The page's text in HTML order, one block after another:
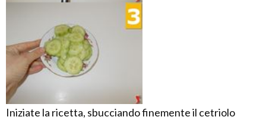
Iniziate la ricetta, sbucciando finemente il cetriolo